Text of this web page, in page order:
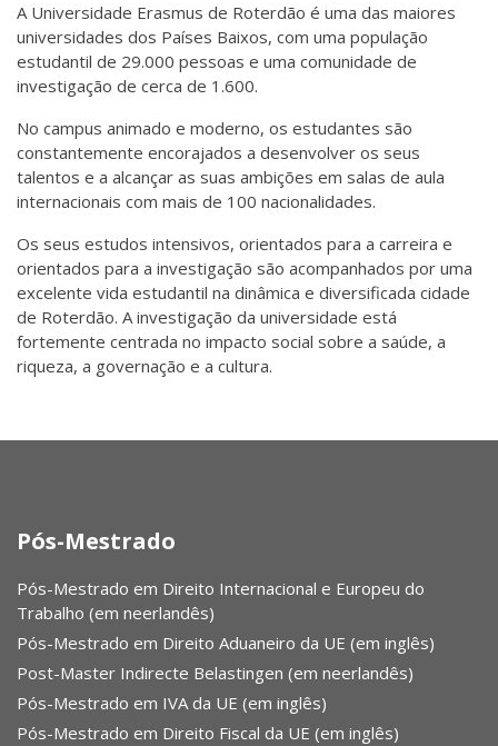
A Universidade Erasmus de Roterdão é uma das maiores
universidades dos Países Baixos, com uma população
estudantil de 29.000 pessoas e uma comunidade de
investigação de cerca de 1.600.
No campus animado e moderno, os estudantes são
constantemente encorajados a desenvolver os seus
talentos e a alcançar as suas ambições em salas de aula
internacionais com mais de 100 nacionalidades.
Os seus estudos intensivos, orientados para a carreira e
orientados para a investigação são acompanhados por uma
excelente vida estudantil na dinâmica e diversificada cidade
de Roterdão. A investigação da universidade está
fortemente centrada no impacto social sobre a saúde, a
riqueza, a governação e a cultura.
Pós-Mestrado
Pós-Mestrado em Direito Internacional e Europeu do
Trabalho (em neerlandês)
Pós-Mestrado em Direito Aduaneiro da UE (em inglês)
Post-Master Indirecte Belastingen (em neerlandês)
Pós-Mestrado em IVA da UE (em inglês)
Pós-Mestrado em Direito Fiscal da UE (em inglês)